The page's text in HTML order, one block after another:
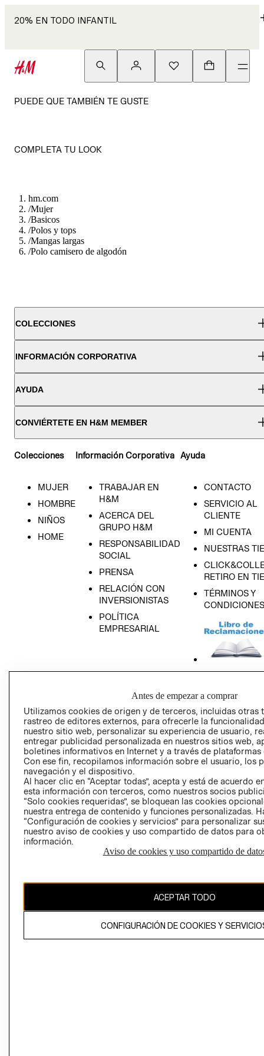
20% EN TODO INFANTIL
PUEDE QUE TAMBIÉN TE GUSTE
COMPLETA TU LOOK
hm.com
/Mujer
/Basicos
/Polos y tops
/Mangas largas
/Polo camisero de algodón
COLECCIONES
INFORMACIÓN CORPORATIVA
AYUDA
CONVIÉRTETE EN H&M MEMBER
Colecciones
MUJER
HOMBRE
NIÑOS
HOME
Información Corporativa
TRABAJAR EN
H&M
ACERCA DEL
GRUPO H&M
RESPONSABILIDAD
SOCIAL
PRENSA
RELACIÓN CON
INVERSIONISTAS
POLÍTICA
EMPRESARIAL
Ayuda
CONTACTO
SERVICIO AL
CLIENTE
MI CUENTA
NUESTRAS
RETIRO EN
TÉRMINOS Y
CONDICIONES
PRIVACIDAD
GIFT CARD
AVISO DE
Perú (S/)
CAMBIAR REGIÓN
El contenido de esta página web está protegido por copyright y es
Antes de empezar a comprar
Utilizamos cookies de origen y de terceros, incluidas otras
rastreo de editores externos, para ofrecerle la
nuestro sitio web, personalizar su experiencia de usuario,
entregar publicidad personalizada en nuestros sitios web,
boletines informativos en Internet y a través de plataformas
Con ese fin, recopilamos información sobre el usuario, los
navegación y el dispositivo.
Al hacer clic en “Aceptar todas”, acepta y está de acuerdo
esta información con terceros, como nuestros socios
“Solo cookies requeridas”, se bloquean las cookies
nuestra entrega de contenido y funciones personalizadas.
“Configuración de cookies y servicios” para personalizar
nuestro aviso de cookies y uso compartido de datos para
información.
Aviso de cookies y uso compartido de
ACEPTAR TODO
CONFIGURACIÓN DE COOKIES Y